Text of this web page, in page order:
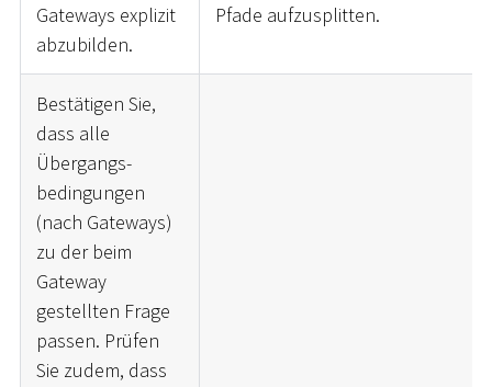
Gateways explizit
abzubilden.
Pfade aufzusplitten.
Bestätigen Sie,
dass alle
Übergangs-
bedingungen
(nach Gateways)
zu der beim
Gateway
gestellten Frage
passen. Prüfen
Sie zudem, dass